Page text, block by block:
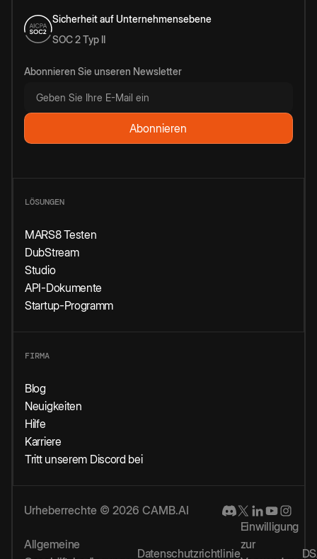
Sicherheit auf Unternehmensebene
SOC 2 Typ II
Abonnieren Sie unseren Newsletter
LÖSUNGEN
MARS8 Testen
DubStream
Studio
API-Dokumente
Startup-Programm
FIRMA
Blog
Neuigkeiten
Hilfe
Karriere
Tritt unserem Discord bei
Urheberrechte © 2026 CAMB.AI
Allgemeine
Datenschutzrichtlinie
Einwilligung
zur